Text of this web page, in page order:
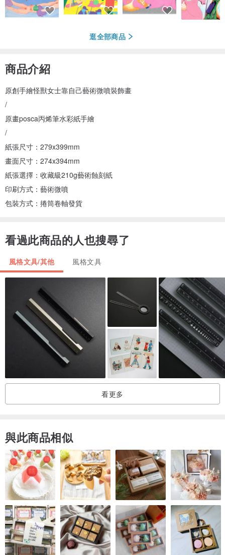
逛全部商品
商品介紹
原創手繪怪獸女士靠自己藝術微噴裝飾畫
/
原畫posca丙烯筆水彩紙手繪
/
紙張尺寸：279x399mm
畫面尺寸：274x394mm
紙張選擇：收藏級210g藝術蝕刻紙
印刷方式：藝術微噴
包裝方式：捲筒卷軸發貨
看過此商品的人也搜尋了
風格文具/其他 風格文具
看更多
與此商品相似